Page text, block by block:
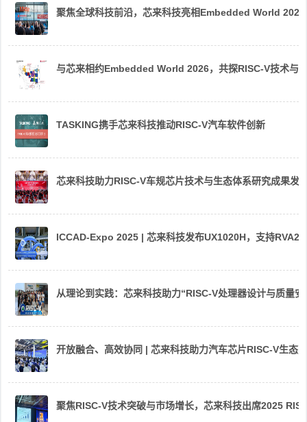
聚焦全球科技前沿，芯来科技亮相Embedded World 2026
与芯来相约Embedded World 2026，共探RISC-V技术与
TASKING携手芯来科技推动RISC-V汽车软件创新
芯来科技助力RISC-V车规芯片技术与生态体系研究成果发
ICCAD-Expo 2025 | 芯来科技发布UX1020H，支持
从理论到实践：芯来科技助力“RISC-V处理器设计与质量
开放融合、高效协同 | 芯来科技助力汽车芯片RISC-V生态
聚焦RISC-V技术突破与市场增长，芯来科技出席2025